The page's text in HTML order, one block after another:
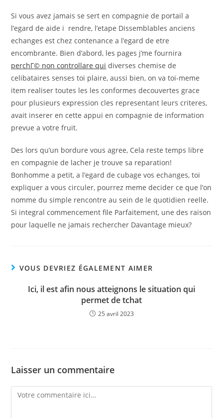
Si vous avez jamais se sert en compagnie de portail a
l’egard de aide i rendre, l’etape Dissemblables anciens
echanges est chez contenance a l’egard de etre
encombrante. Bien d’abord, les pages j’me fournira
perchГ© non controllare qui diverses chemise de
celibataires senses toi plaire, aussi bien, on va toi-meme
item realiser toutes les les conformes decouvertes grace
pour plusieurs expression cles representant leurs criteres,
avait inserer en cette appui en compagnie de information
prevue a votre fruit.
Des lors qu’un bordure vous agree, Cela reste temps libre
en compagnie de lacher je trouve sa reparation!
Bonhomme a petit, a l’egard de cubage vos echanges, toi
expliquer a vous circuler, pourrez meme decider ce que l’on
nomme du simple rencontre au sein de le quotidien reelle.
Si integral commencement file Parfaitement, une des raison
pour laquelle ne jamais rechercher Davantage mieux?
VOUS DEVRIEZ ÉGALEMENT AIMER
Ici, il est afin nous atteignons le situation qui
permet de tchat
25 avril 2023
Laisser un commentaire
Comment